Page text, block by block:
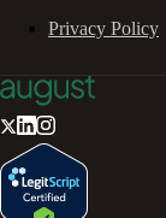
Privacy Policy